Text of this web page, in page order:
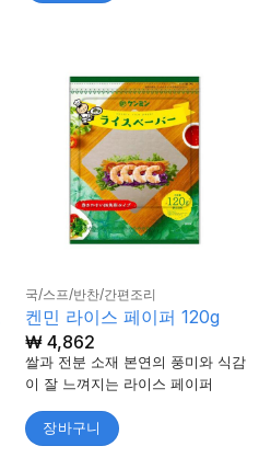
국/스프/반찬/간편조리
켄민 라이스 페이퍼 120g
₩4,862
쌀과 전분 소재 본연의 풍미와 식감
이 잘 느껴지는 라이스 페이퍼
장바구니